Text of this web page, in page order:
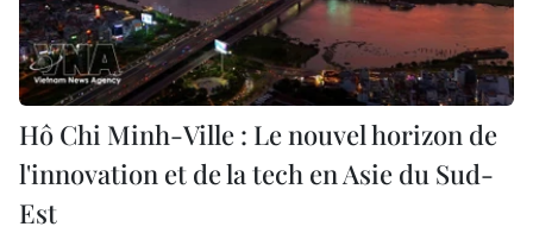
Hô Chi Minh-Ville : Le nouvel horizon de
l'innovation et de la tech en Asie du Sud-
Est